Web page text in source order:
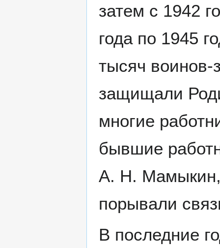
затем с 1942
года по 1945
тысяч
защищали
многие
бывшие
А. Н.
порывали
В последние